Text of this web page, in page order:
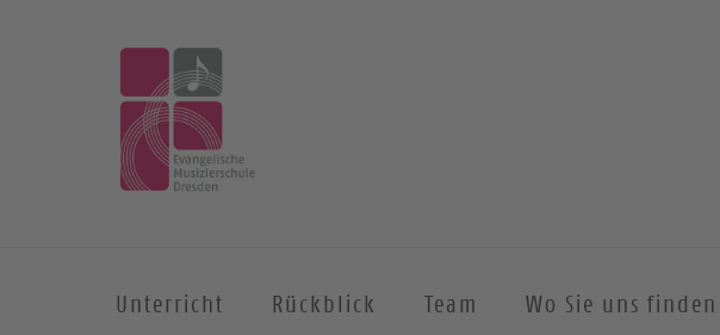
Unterricht Rückblick Team Wo Sie uns finden